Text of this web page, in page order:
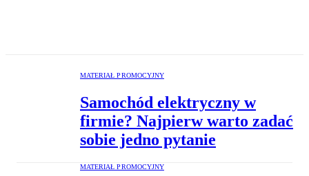
MATERIAŁ PROMOCYJNY
Samochód elektryczny w
firmie? Najpierw warto zadać
sobie jedno pytanie
MATERIAŁ PROMOCYJNY